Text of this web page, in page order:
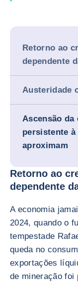
Retorno ao
dependente
Austeridade
Ascensão
persistente à
aproximam
Retorno ao
dependente
A economia
2024, quando o
tempestade
queda no
exportações
de mineração foi